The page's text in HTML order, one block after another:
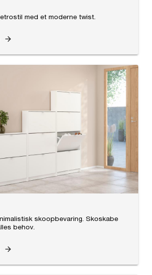
med et moderne twist.
skoopbevaring. Skoskabe
behov.